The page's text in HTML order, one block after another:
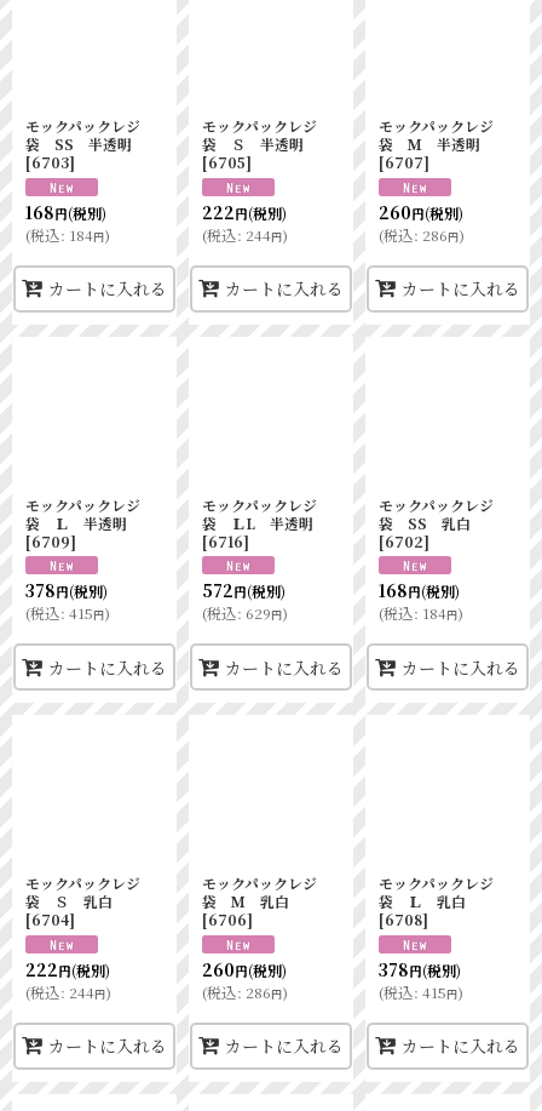
モックパックレジ
袋 SS 半透明
[6703]
168円(税別)
(税込: 184円)
カートに入れる
モックパックレジ
袋 Ｓ 半透明
[6705]
222円(税別)
(税込: 244円)
カートに入れる
モックパックレジ
袋 Ｍ 半透明
[6707]
260円(税別)
(税込: 286円)
カートに入れる
モックパックレジ
袋 Ｌ 半透明
[6709]
378円(税別)
(税込: 415円)
カートに入れる
モックパックレジ
袋 ＬL 半透明
[6716]
572円(税別)
(税込: 629円)
カートに入れる
モックパックレジ
袋 SS 乳白
[6702]
168円(税別)
(税込: 184円)
カートに入れる
モックパックレジ
袋 Ｓ 乳白
[6704]
222円(税別)
(税込: 244円)
カートに入れる
モックパックレジ
袋 Ｍ 乳白
[6706]
260円(税別)
(税込: 286円)
カートに入れる
モックパックレジ
袋 Ｌ 乳白
[6708]
378円(税別)
(税込: 415円)
カートに入れる